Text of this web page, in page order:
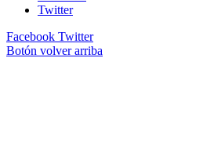
Twitter
Facebook Twitter
Botón volver arriba